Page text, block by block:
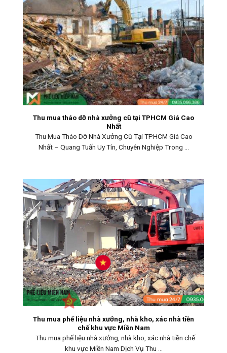
Thu mua tháo dỡ nhà xưởng cũ tại TPHCM Giá Cao
Nhất
Thu Mua Tháo Dỡ Nhà Xưởng Cũ Tại TPHCM Giá Cao
Nhất – Quang Tuấn Uy Tín, Chuyên Nghiệp Trong ...
Thu mua phế liệu nhà xưởng, nhà kho, xác nhà tiền
chế khu vực Miền Nam
Thu mua phế liệu nhà xưởng, nhà kho, xác nhà tiền chế
khu vực Miền Nam Dịch Vụ Thu ...